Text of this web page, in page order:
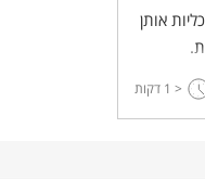
אותן
< 1 דקות